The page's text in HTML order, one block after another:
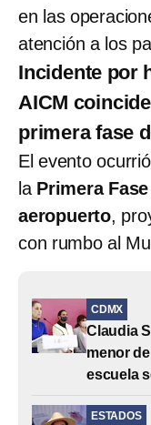
en las
atención a los
Incidente por
AICM
primera fase
El evento
la Primera
aeropuerto,
con rumbo al
CDMX
Claudia
menor
escuela
ESTADOS